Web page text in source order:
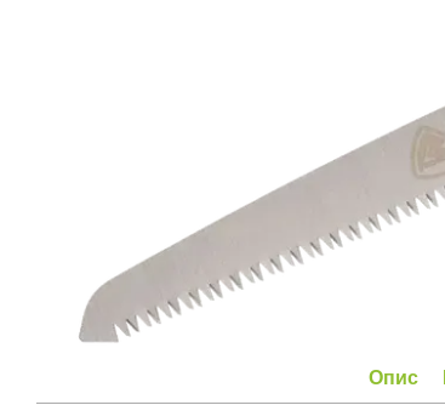
Опис